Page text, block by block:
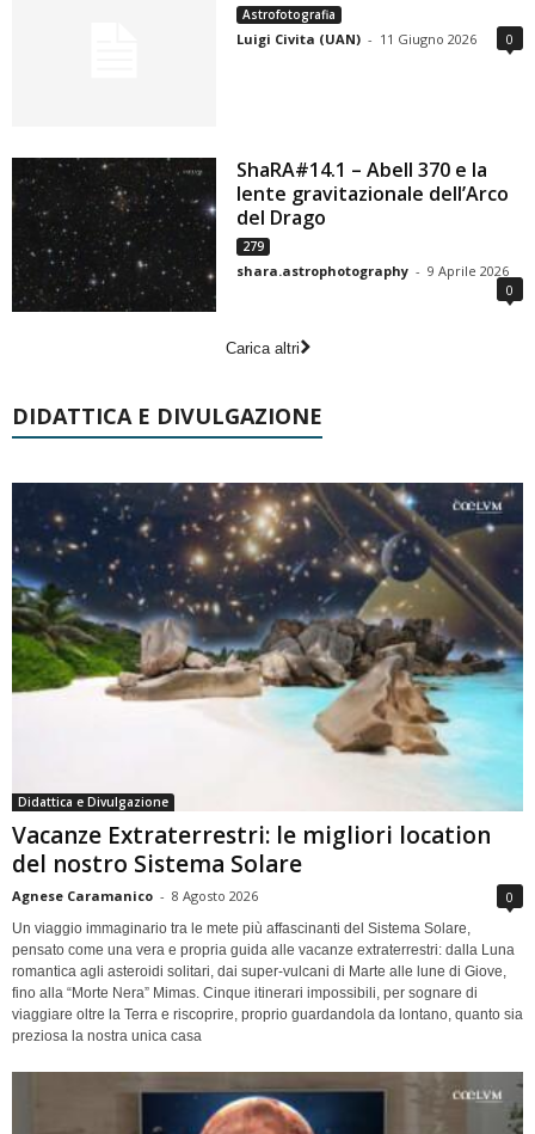
Astrofotografia
Luigi Civita (UAN) - 11 Giugno 2026 0
ShaRA#14.1 – Abell 370 e la
lente gravitazionale dell’Arco
del Drago
279
shara.astrophotography - 9 Aprile 2026
0
Carica altri
DIDATTICA E DIVULGAZIONE
Didattica e Divulgazione
Vacanze Extraterrestri: le migliori location
del nostro Sistema Solare
Agnese Caramanico - 8 Agosto 2026 0
Un viaggio immaginario tra le mete più affascinanti del Sistema Solare,
pensato come una vera e propria guida alle vacanze extraterrestri: dalla Luna
romantica agli asteroidi solitari, dai super-vulcani di Marte alle lune di Giove,
fino alla “Morte Nera” Mimas. Cinque itinerari impossibili, per sognare di
viaggiare oltre la Terra e riscoprire, proprio guardandola da lontano, quanto sia
preziosa la nostra unica casa